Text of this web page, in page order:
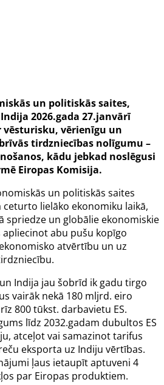
un politiskās saites,
2026.gada 27.janvārī
vēsturisku, vērienīgu un
tirdzniecības nolīgumu –
kādu jebkad noslēgusi
Eiropas Komisija.
un politiskās saites
lielāko ekonomiku laikā,
spriedze un globālie ekonomiskie
abu pušu kopīgo
atvērtību un uz
Indija jau šobrīd ik gadu tirgo
vairāk nekā 180 mljrd. eiro
800 tūkst. darbavietu ES.
līdz 2032.gadam dubultos ES
atceļot vai samazinot tarifus
eksporta uz Indiju vērtības.
ļaus ietaupīt aptuveni 4
par Eiropas produktiem.